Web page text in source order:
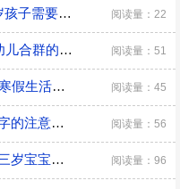
五岁的孩子应该培养他什么能力 5岁孩子需要培养的能力 阅读量：22
5岁幼儿如何合群 分享5个促进5岁幼儿合群的技巧 阅读量：51
5岁幼儿寒假怎么安排 讲解5岁幼儿寒假生活安排 阅读量：45
小孩几岁学写字合适 科普小孩学写字的注意事项 阅读量：56
三岁宝宝多动症和调皮的区别 判断三岁宝宝是多动症和调皮的方法 阅读量：96